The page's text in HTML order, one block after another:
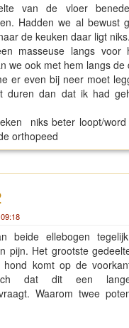
van de vloer
Hadden we al bewust
de keuken daar ligt niks.
masseuse langs voor
we ook met hem langs de
er even bij neer moet
duren dan dat ik had
niks beter loopt/
orthopeed
beide ellebogen
pijn. Het grootste
hond komt op de
dat dit een
Waarom twee